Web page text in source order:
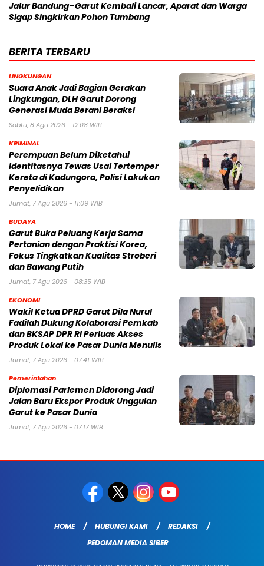
Jalur Bandung–Garut Kembali Lancar, Aparat dan Warga
Sigap Singkirkan Pohon Tumbang
BERITA TERBARU
LINGKUNGAN
Suara Anak Jadi Bagian Gerakan
Lingkungan, DLH Garut Dorong
Generasi Muda Berani Beraksi
Sabtu, 8 Agu 2026 - 12:08 WIB
KRIMINAL
Perempuan Belum Diketahui
Identitasnya Tewas Usai Tertemper
Kereta di Kadungora, Polisi Lakukan
Penyelidikan
Jumat, 7 Agu 2026 - 11:09 WIB
BUDAYA
Garut Buka Peluang Kerja Sama
Pertanian dengan Praktisi Korea,
Fokus Tingkatkan Kualitas Stroberi
dan Bawang Putih
Jumat, 7 Agu 2026 - 08:35 WIB
EKONOMI
Wakil Ketua DPRD Garut Dila Nurul
Fadilah Dukung Kolaborasi Pemkab
dan BKSAP DPR RI Perluas Akses
Produk Lokal ke Pasar Dunia Menulis
Jumat, 7 Agu 2026 - 07:41 WIB
Pemerintahan
Diplomasi Parlemen Didorong Jadi
Jalan Baru Ekspor Produk Unggulan
Garut ke Pasar Dunia
Jumat, 7 Agu 2026 - 07:17 WIB
HOME HUBUNGI KAMI
REDAKSI
PEDOMAN MEDIA SIBER